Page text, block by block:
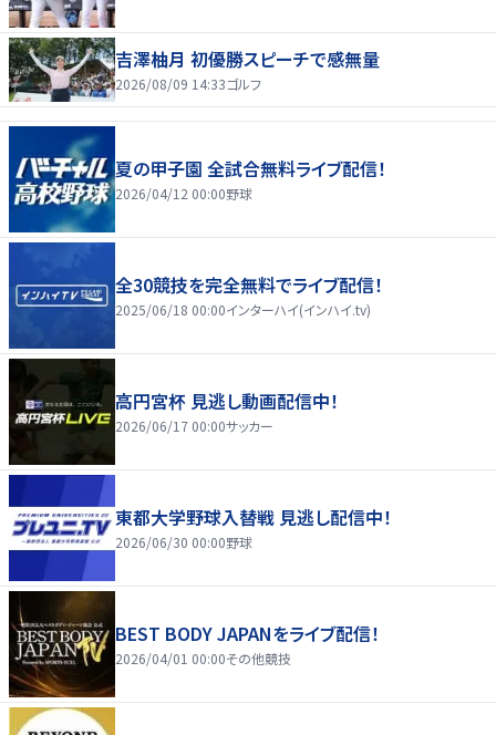
吉澤柚月 初優勝スピーチで感無量
2026/08/09 14:33ゴルフ
夏の甲子園 全試合無料ライブ配信！
2026/04/12 00:00野球
全30競技を完全無料でライブ配信！
2025/06/18 00:00インターハイ(インハイ.tv)
高円宮杯 見逃し動画配信中！
2026/06/17 00:00サッカー
東都大学野球入替戦 見逃し配信中！
2026/06/30 00:00野球
BEST BODY JAPANをライブ配信！
2026/04/01 00:00その他競技